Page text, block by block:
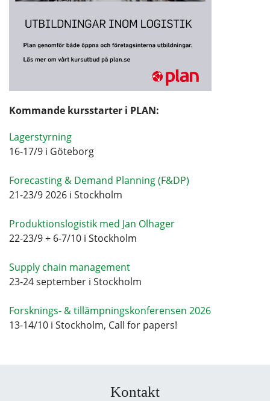
Kommande kursstarter i PLAN:
Lagerstyrning
16-17/9 i Göteborg
Forecasting & Demand Planning (F&DP)
21-23/9 2026 i Stockholm
Produktionslogistik med Jan Olhager
22-23/9 + 6-7/10 i Stockholm
Supply chain management
23-24 september i Stockholm
Forsknings- & tillämpningskonferensen 2026
13-14/10 i Stockholm, Call for papers!
Kontakt